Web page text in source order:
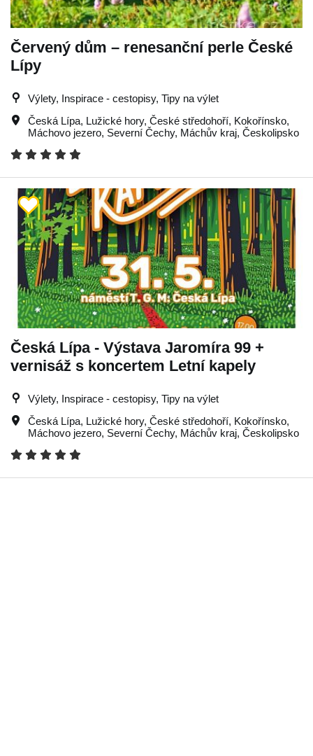
Červený dům – renesanční perle České
Lípy
Výlety, Inspirace - cestopisy, Tipy na výlet
Česká Lípa, Lužické hory, České středohoří, Kokořínsko,
Máchovo jezero, Severní Čechy, Máchův kraj, Českolipsko
Česká Lípa - Výstava Jaromíra 99 +
vernisáž s koncertem Letní kapely
Výlety, Inspirace - cestopisy, Tipy na výlet
Česká Lípa, Lužické hory, České středohoří, Kokořínsko,
Máchovo jezero, Severní Čechy, Máchův kraj, Českolipsko